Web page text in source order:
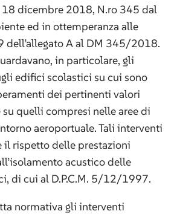
dicembre 2018, N.ro 345 dal
ed in ottemperanza alle
dell’allegato A al DM 345/2018.
in particolare, gli
edifici scolastici su cui sono
dei pertinenti valori
quelli compresi nelle aree di
aeroportuale. Tali interventi
il rispetto delle prestazioni
acustico delle
di cui al D.P.C.M. 5/12/1997.
normativa gli interventi